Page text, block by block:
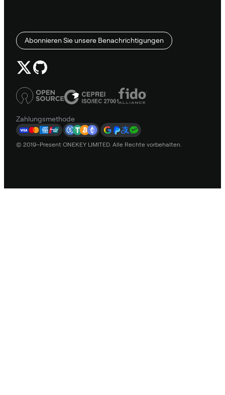
Abonnieren Sie unsere Benachrichtigungen
Zahlungsmethode
© 2019–Present ONEKEY LIMITED. Alle Rechte vorbehalten.